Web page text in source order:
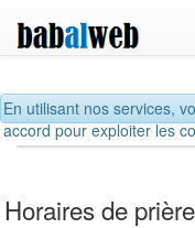
En utilisant nos services,
accord pour exploiter les
Horaires de